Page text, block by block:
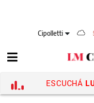
Cipolletti
ESCUCHÁ